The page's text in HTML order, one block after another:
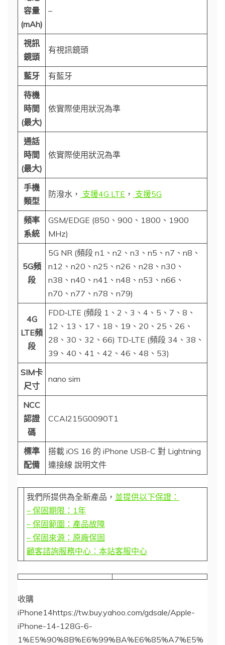
容量
(mAh)
–
視訊
鏡頭
有視訊鏡頭
藍牙
有藍牙
待機
時間
(最大)
依實際使用狀況為準
通話
時間
(最大)
依實際使用狀況為準
手機
類型
防潑水， 支援4G LTE ， 支援5G
頻率
系統
GSM/EDGE (850、900、1800、1900
MHz)
5G頻
段
5G NR (頻段 n1、n2、n3、n5、n7、n8、
n12、n20、n25、n26、n28、n30、
n38、n40、n41、n48、n53、n66、
n70、n77、n78、n79)
4G
LTE頻
段
FDD‑LTE (頻段 1、2、3、4、5、7、8、
12、13、17、18、19、20、25、26、
28、30、32、66) TD‑LTE (頻段 34、38、
39、40、41、42、46、48、53)
SIM卡
尺寸
nano sim
NCC
認證
碼
CCAI215G0090T1
標準
配備
搭載 iOS 16 的 iPhone USB-C 對 Lightning
連接線 說明文件
我們所提供為全新產品， 並提供以下保證：
– 保固期限：1年
– 保固範圍：產品故障
– 保固來源：原廠保固
顧客諮詢服務中心：本站客服中心
收購
iPhone14https://tw.buy.yahoo.com/gdsale/Apple-
iPhone-14-128G-6-
1%E5%90%8B%E6%99%BA%E6%85%A7%E5%